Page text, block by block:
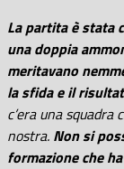
La partita è stata
una doppia
meritavano
la sfida e il
c’era una
nostra. Non si
formazione che